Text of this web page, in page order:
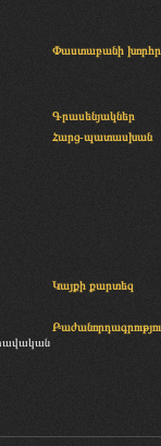
Փաստաբանի
Գրասենյակներ
Հարց-պատասխան
Կայքի քարտեզ